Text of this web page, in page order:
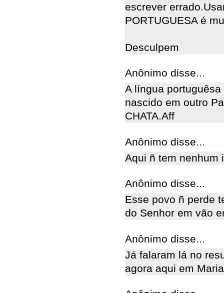
escrever
PORTUGUESA é
Desculpem
Anônimo disse...
A língua
nascido em outro
CHATA.Aff
Anônimo disse...
Aqui ñ tem nenhum
Anônimo disse...
Esse povo ñ perde
do Senhor em vão
Anônimo disse...
Já falaram lá no
agora aqui em